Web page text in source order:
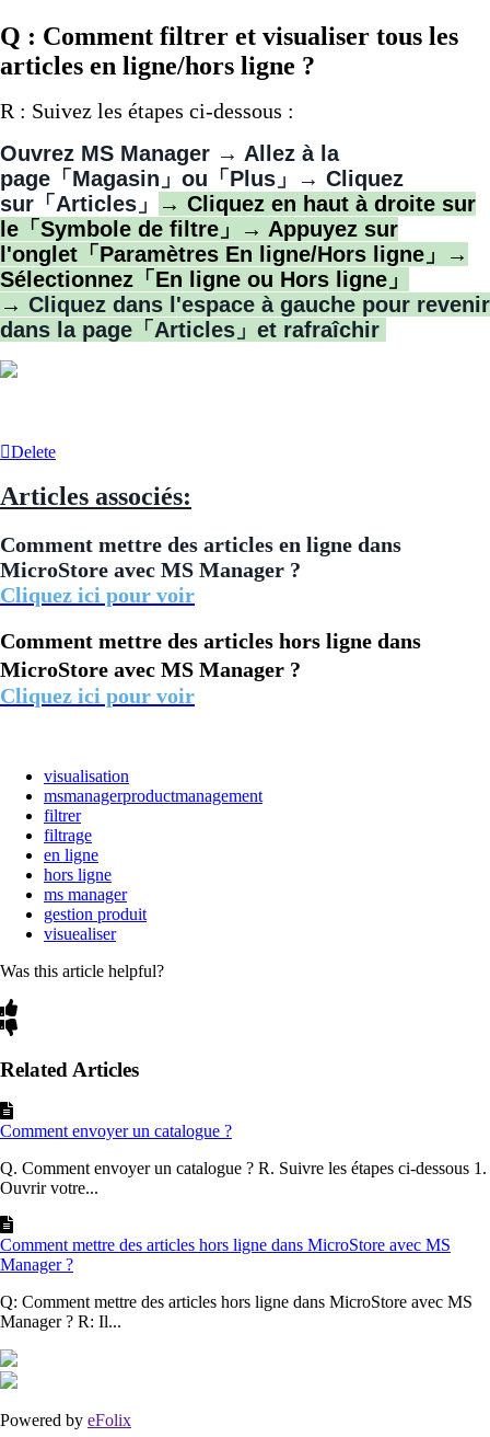
Q : Comment filtrer et visualiser tous les
articles en ligne/hors ligne ?
R : Suivez les étapes ci-dessous :
Ouvrez MS Manager → Allez à la
page「Magasin」ou「Plus」→ Cliquez
sur「Articles」
→ Cliquez en haut à droite sur
le「Symbole de filtre」→ Appuyez sur
l'onglet「Paramètres En ligne/Hors ligne」→
Sélectionnez「 En ligne ou Hors ligne」
→ Cliquez dans l'espace à gauche pour revenir
dans la page「Articles」et rafraîchir
Delete
Articles associés:
Comment mettre des articles en ligne dans
MicroStore avec MS Manager ?
Cliquez ici pour voir
Comment mettre des articles hors ligne dans
MicroStore avec MS Manager ?
Cliquez ici pour voir
visualisation
msmanagerproductmanagement
filtrer
filtrage
en ligne
hors ligne
ms manager
gestion produit
visuealiser
Was this article helpful?
Related Articles
Comment envoyer un catalogue ?
Q. Comment envoyer un catalogue ? R. Suivre les étapes ci-dessous 1.
Ouvrir votre...
Comment mettre des articles hors ligne dans MicroStore avec MS
Manager ?
Q: Comment mettre des articles hors ligne dans MicroStore avec MS
Manager ? R: Il...
Powered by eFolix